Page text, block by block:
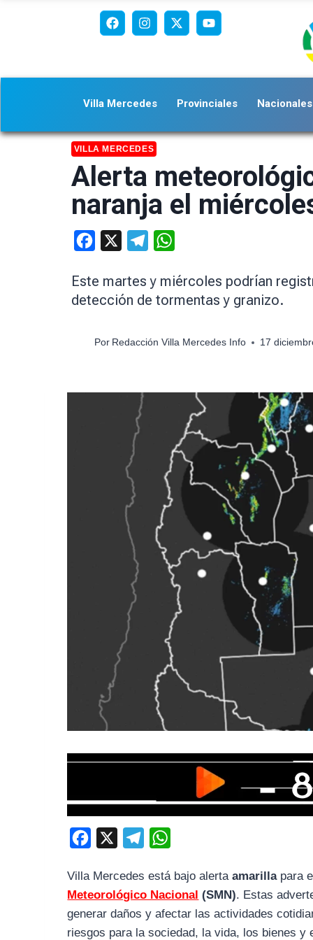
Villa Mercedes Provinciales Nacionales
VILLA MERCEDES
Alerta
naranja el
Facebook Telegram
Este martes y miércoles podrían
detección de tormentas y granizo.
Por Redacción Villa Mercedes Info 17
c
e
b
e
g
a
t
s
Villa Mercedes está bajo alertaamarillapara
Meteorológico Nacional (SMN). Estas
generar daños y afectar las actividades
riesgos para la sociedad, la vida, los bienes y